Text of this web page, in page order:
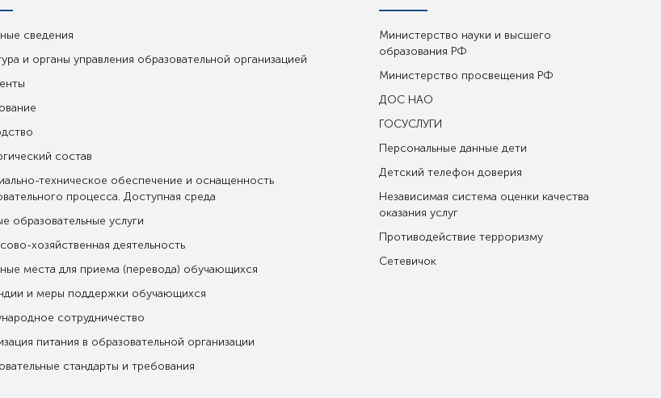
сведения
и органы управления образовательной организацией
состав
техническое обеспечение и оснащенность
процесса. Доступная среда
образовательные услуги
хозяйственная деятельность
места для приема (перевода) обучающихся
и меры поддержки обучающихся
сотрудничество
питания в образовательной организации
стандарты и требования
Министерство науки и высшего
образования РФ
Министерство просвещения РФ
ДОС НАО
ГОСУСЛУГИ
Персональные данные дети
Детский телефон доверия
Независимая система оценки качества
оказания услуг
Противодействие терроризму
Сетевичок